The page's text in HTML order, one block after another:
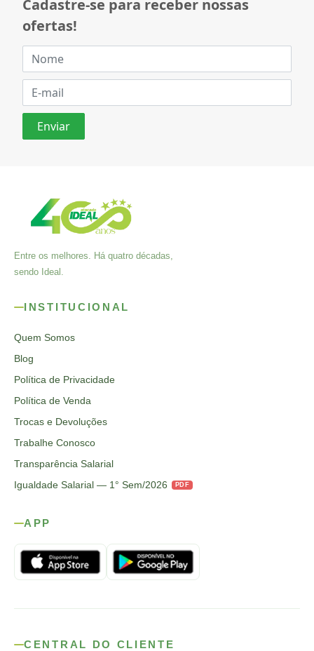
Cadastre-se para receber nossas
ofertas!
Entre os melhores. Há quatro décadas,
sendo Ideal.
INSTITUCIONAL
Quem Somos
Blog
Política de Privacidade
Política de Venda
Trocas e Devoluções
Trabalhe Conosco
Transparência Salarial
Igualdade Salarial — 1° Sem/2026
PDF
APP
CENTRAL DO CLIENTE